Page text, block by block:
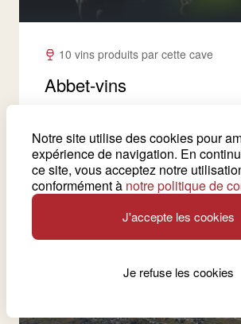
10 vins produits par cette cave
Abbet-vins
propose des vins authentiques,
complexes, d’un terroir où l’homme a
Voir la cave
Notre site utilise des cookies pour
expérience de navigation. En
ce site, vous acceptez notre
conformément à notre politique de
J'accepte les cookies
Je refuse les cookies